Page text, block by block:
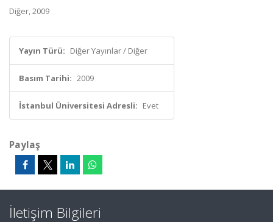
Diğer, 2009
Yayın Türü: Diğer Yayınlar / Diğer
Basım Tarihi: 2009
İstanbul Üniversitesi Adresli: Evet
Paylaş
İletişim Bilgileri